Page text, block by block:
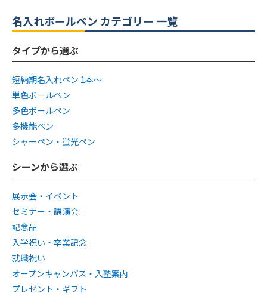
名入れボールペン カテゴリー 一覧
タイプから選ぶ
短納期名入れペン 1本〜
単色ボールペン
多色ボールペン
多機能ペン
シャーペン・蛍光ペン
シーンから選ぶ
展示会・イベント
セミナー・講演会
記念品
入学祝い・卒業記念
就職祝い
オープンキャンパス・入塾案内
プレゼント・ギフト